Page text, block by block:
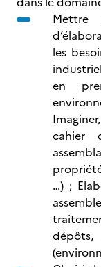
Mettre
les
en
cahier
…) ;
dépôts,